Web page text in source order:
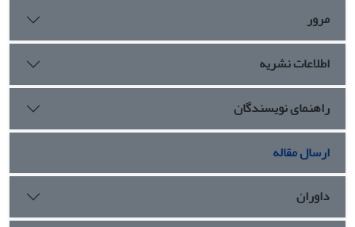
مرور
اطلاعات نشریه
راهنمای نویسندگان
ارسال مقاله
داوران